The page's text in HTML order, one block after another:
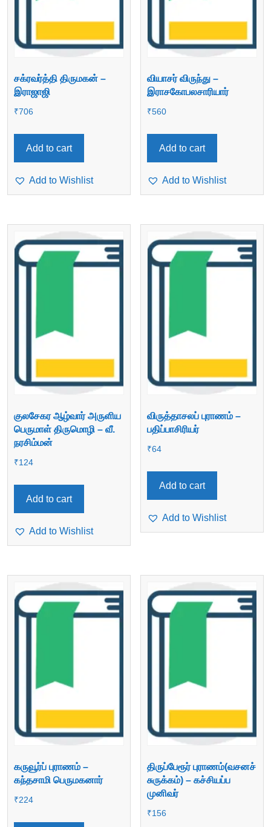
சக்ரவர்த்தி திருமகன் –
இராஜாஜி
₹706
Add to cart
Add to Wishlist
வியாசர் விருந்து –
இராசகோபலசாரியார்
₹560
Add to cart
Add to Wishlist
குலசேகர ஆழ்வார் அருளிய
பெருமாள் திருமொழி – வீ.
நரசிம்மன்
₹124
Add to cart
Add to Wishlist
விருத்தாசலப் புராணம் –
பதிப்பாசிரியர்
₹64
Add to cart
Add to Wishlist
கருவூர்ப் புராணம் –
கந்தசாமி பெருமகனார்
₹224
திருப்பேரூர் புராணம்(வசனச்
சுருக்கம்) – கச்சியப்ப
முனிவர்
₹156